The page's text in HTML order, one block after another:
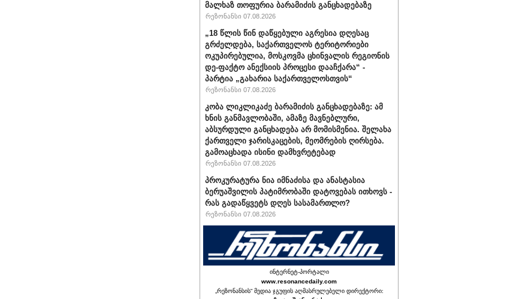
მალხაზ თოფურია ბარამიძის განცხადებაზე
რეზონანსი 07.08.2026
„18 წლის წინ დაწყებული აგრესია დღესაც
გრძელდება, საქართველოს ტერიტორიები
ოკუპირებულია, მოსკოვმა ცხინვალის რეგიონის
დე-ფაქტო ანექსიის პროცესი დააჩქარა“ -
პარტია „გახარია საქართველოსთვის“
რეზონანსი 07.08.2026
კობა ლიკლიკაძე ბარამიძის განცხადებაზე: ამ
ხნის განმავლობაში, ამაზე მავნებლური,
აბსურდული განცხადება არ მომისმენია. შელახა
ქართველი ჯარისკაცების, მეომრების ღირსება.
გამოაცხადა ისინი დამხვრეტებად
რეზონანსი 07.08.2026
პროკურატურა ნია იმნაძისა და ანასტასია
ბერუაშვილის პატიმრობაში დატოვებას ითხოვს -
რას გადაწყვეტს დღეს სასამართლო?
რეზონანსი 07.08.2026
ინტერნეტ-პორტალი
www.resonancedaily.com
„რეზონანსის“ მედია ჯგუფის აღმასრულებელი დირექტორი: